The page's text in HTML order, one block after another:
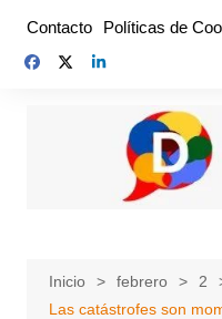
contenido
Contacto Políticas de
Inicio febrero 2
Las catástrofes son